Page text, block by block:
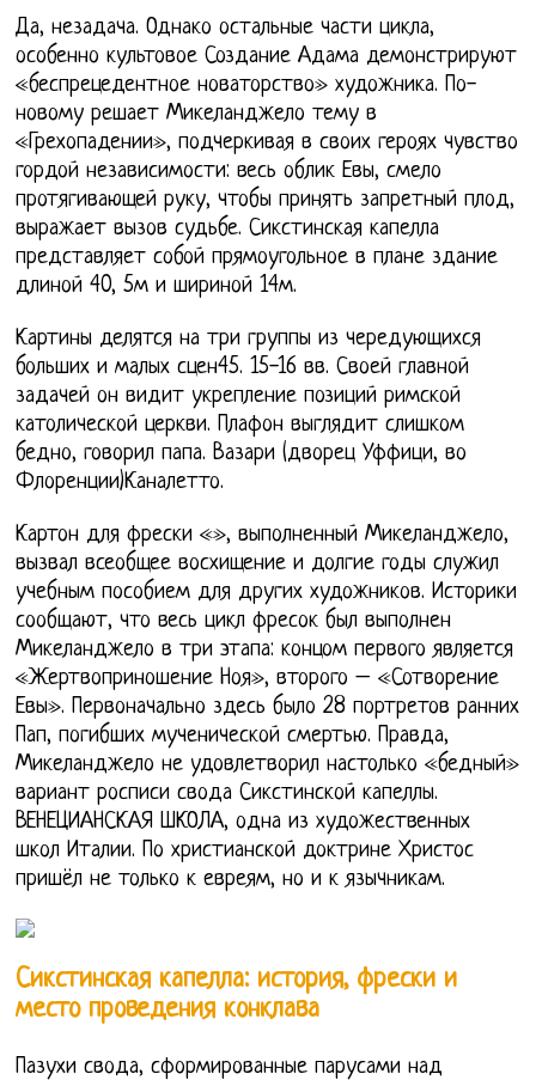
Да, незадача. Однако остальные части цикла,
особенно культовое Создание Адама демонстрируют
«беспрецедентное новаторство» художника. По-
новому решает Микеланджело тему в
«Грехопадении», подчеркивая в своих героях чувство
гордой независимости: весь облик Евы, смело
протягивающей руку, чтобы принять запретный плод,
выражает вызов судьбе. Сикстинская капелла
представляет собой прямоугольное в плане здание
длиной 40, 5м и шириной 14м.
Картины делятся на три группы из чередующихся
больших и малых сцен45. 15-16 вв. Своей главной
задачей он видит укрепление позиций римской
католической церкви. Плафон выглядит слишком
бедно, говорил папа. Вазари (дворец Уффици, во
Флоренции)Каналетто.
Картон для фрески «», выполненный Микеланджело,
вызвал всеобщее восхищение и долгие годы служил
учебным пособием для других художников. Историки
сообщают, что весь цикл фресок был выполнен
Микеланджело в три этапа: концом первого является
«Жертвоприношение Ноя», второго – «Сотворение
Евы». Первоначально здесь было 28 портретов ранних
Пап, погибших мученической смертью. Правда,
Микеланджело не удовлетворил настолько «бедный»
вариант росписи свода Сикстинской капеллы.
ВЕНЕЦИАНСКАЯ ШКОЛА, одна из художественных
школ Италии. По христианской доктрине Христос
пришёл не только к евреям, но и к язычникам.
Сикстинская капелла: история, фрески и
место проведения конклава
Пазухи свода, сформированные парусами над